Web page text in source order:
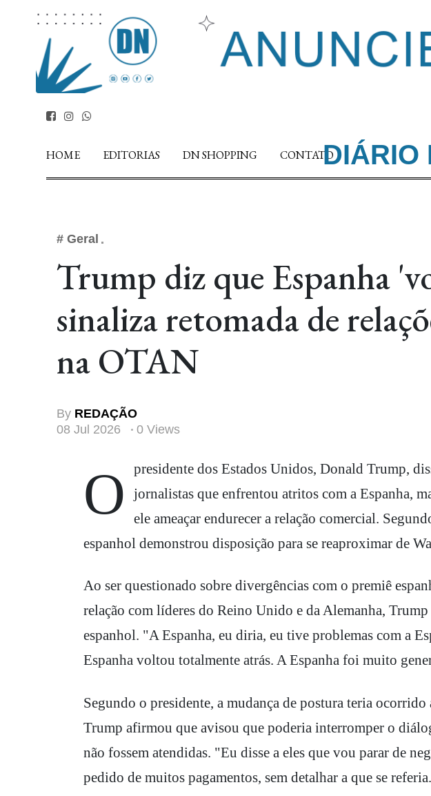
HOME EDITORIAS DN SHOPPING CONTATODIÁRIO
# Geral
Trump diz que Espanha
sinaliza retomada de
na OTAN
By REDAÇÃO
08 Jul 2026
0 Views
O presidente dos Estados Unidos, Donald Trump, disse na noite desta terça-feira, 8, a
jornalistas que enfrentou atritos com a Espanha,
ele ameaçar endurecer a relação comercial.
espanhol demonstrou disposição para se reaproximar de
Ao ser questionado sobre divergências com o premiê
relação com líderes do Reino Unido e da Alemanha,
espanhol. "A Espanha, eu diria, eu tive problemas com a
Espanha voltou totalmente atrás. A Espanha foi muito
Segundo o presidente, a mudança de postura teria ocorrido
Trump afirmou que avisou que poderia interromper o
não fossem atendidas. "Eu disse a eles que vou parar de
pedido de muitos pagamentos, sem detalhar a que se